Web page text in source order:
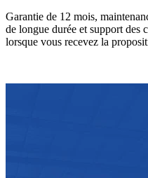
Garantie de 12 mois,
de longue durée et support des
lorsque vous recevez la